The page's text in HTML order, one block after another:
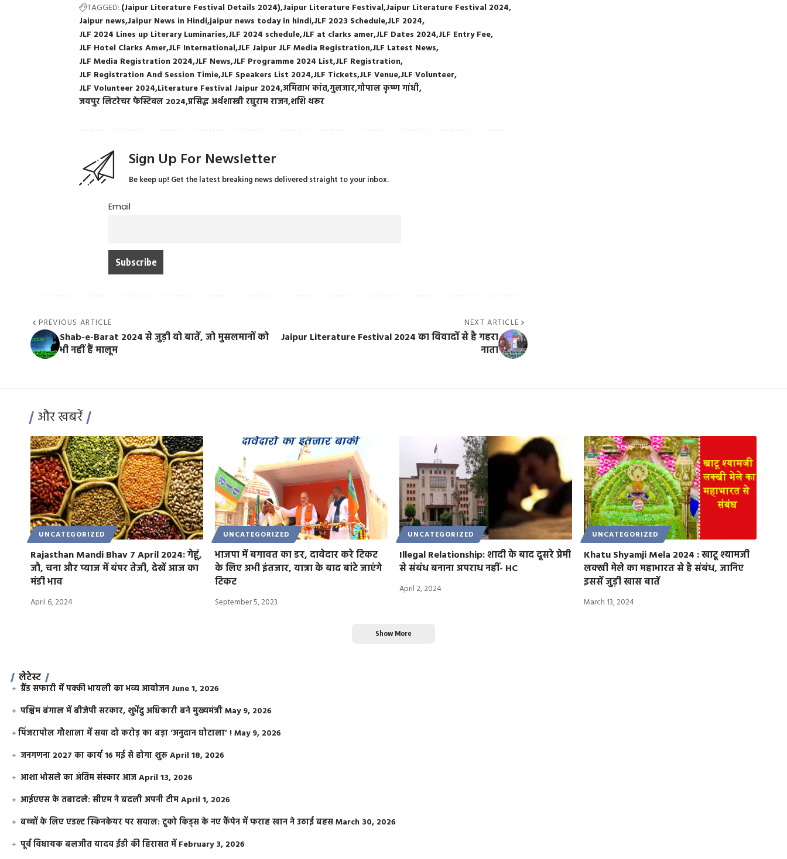
TAGGED: (Jaipur Literature Festival Details 2024) Jaipur Literature Festival Jaipur Literature Festival 2024
Jaipur news Jaipur News in Hindijaipur news today in hindi JLF 2023 Schedule JLF 2024
JLF 2024 Lines up Literary Luminaries JLF 2024 schedule JLF at clarks amer JLF Dates 2024 JLF Entry Fee
JLF Hotel Clarks Amer JLF International JLF Jaipur JLF Media Registration JLF Latest News
JLF Media Registration 2024 JLF News JLF Programme 2024 List JLF Registration
JLF Registration And Session Timie JLF Speakers List 2024 JLF Tickets JLF Venue JLF Volunteer
JLF Volunteer 2024 Literature Festival Jaipur 2024अमिताभ कांतगुलजारगोपाल कृष्ण गांधी
जयपुर लिटरेचर फेस्टिवल 2024प्रसिद्ध अर्थशास्त्री रघुराम राजन शशि थरूर
Sign Up For Newsletter
Be keep up! Get the latest breaking news delivered straight to your inbox.
Email
PREVIOUS ARTICLE
Shab-e-Barat 2024 से जुड़ी वो बातें, जो मुसलमानों को
भी नहीं हैं मालूम
NEXT ARTICLE
Jaipur Literature Festival 2024 का विवादों से है गहरा
नाता
और खबरें
UNCATEGORIZED
Rajasthan Mandi Bhav 7 April 2024: गेहूं,
जौ, चना और प्याज में बंपर तेजी, देखें आज का
मंडी भाव
April 6, 2024
UNCATEGORIZED
भाजपा में बगावत का डर, दावेदार करे टिकट
के लिए अभी इंतजार, यात्रा के बाद बांटे जाएंगे
टिकट
September 5, 2023
UNCATEGORIZED
Illegal Relationship: शादी के बाद दूसरे प्रेमी
से संबंध बनाना अपराध नहीं- HC
April 2, 2024
UNCATEGORIZED
Khatu Shyamji Mela 2024 : खाटू श्यामजी
लक्खी मेले का महाभारत से है संबंध, जानिए
इससें जुड़ी खास बातें
March 13, 2024
Show More
लेटेस्ट
ग्रैंड सफारी में पक्की भायली का भव्य आयोजन June 1, 2026
पश्चिम बंगाल में बीजेपी सरकार, शुभेंदु अधिकारी बने मुख्यमंत्रीMay 9, 2026
​पिंजरापोल गौशाला में सवा दो करोड़ का बड़ा ‘अनुदान घोटाला’ !May 9, 2026
जनगणना 2027 का कार्य 16 मई से होगा शुरूApril 18, 2026
आशा भोसले का अंतिम संस्कार आजApril 13, 2026
आईएएस के तबादले: सीएम ने बदली अपनी टीमApril 1, 2026
बच्चों के लिए एडल्ट स्किनकेयर पर सवाल: टूको किड्स के नए कैंपेन में फराह खान ने उठाई बहसMarch 30, 2026
पूर्व विधायक बलजीत यादव ईडी की हिरासत में February 3, 2026